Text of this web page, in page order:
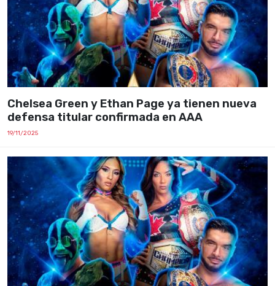
Chelsea Green y Ethan Page ya tienen nueva
defensa titular confirmada en AAA
19/11/2025